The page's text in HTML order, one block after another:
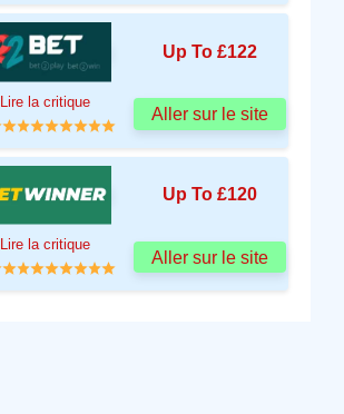
Up To £122
Lire la critique
Aller sur le site
Up To £120
Lire la critique
Aller sur le site